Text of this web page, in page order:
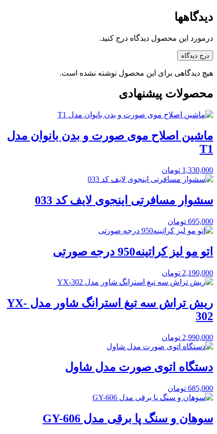
دیدگاهها
درمورد این محصول دیدگاه درج کنید.
درج دیدگاه
هیچ دیدگاهی برای این محصول نوشته نشده است.
محصولات پیشنهادی
ماشین اصلاح موی صورت و بدن بانوان مدل
T1
1,330,000 تومان
سشوار مسافرتی اینجوی لایف کد 033
695,000 تومان
اتو مو لیز کراتینه950 درجه صورتی
2,190,000 تومان
ریش تراش سه تیغ استرانگ شاور مدل YX-
302
2,990,000 تومان
دستگاه اتوی صورت مدل شاول
685,000 تومان
سوهان و سنگ پا برقی مدل GY-606